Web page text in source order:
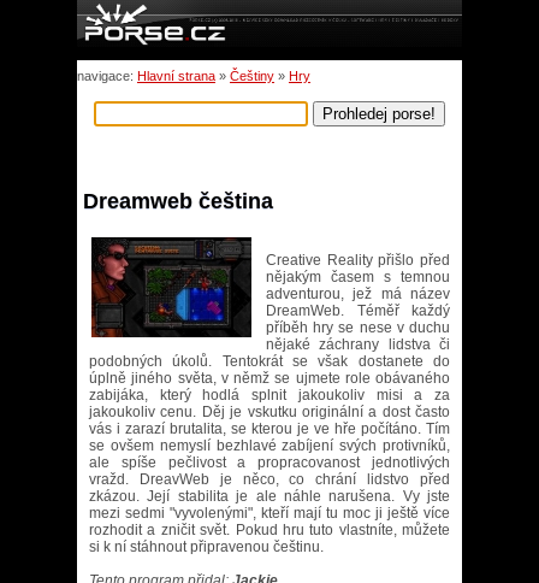
navigace: Hlavní strana » Češtiny » Hry
Dreamweb čeština
Creative Reality přišlo před
nějakým časem s temnou
adventurou, jež má název
DreamWeb. Téměř každý
příběh hry se nese v duchu
nějaké záchrany lidstva či
podobných úkolů. Tentokrát se však dostanete do
úplně jiného světa, v němž se ujmete role obávaného
zabijáka, který hodlá splnit jakoukoliv misi a za
jakoukoliv cenu. Děj je vskutku originální a dost často
vás i zarazí brutalita, se kterou je ve hře počítáno. Tím
se ovšem nemyslí bezhlavé zabíjení svých protivníků,
ale spíše pečlivost a propracovanost jednotlivých
vražd. DreavWeb je něco, co chrání lidstvo před
zkázou. Její stabilita je ale náhle narušena. Vy jste
mezi sedmi "vyvolenými", kteří mají tu moc ji ještě více
rozhodit a zničit svět. Pokud hru tuto vlastníte, můžete
si k ní stáhnout připravenou češtinu.